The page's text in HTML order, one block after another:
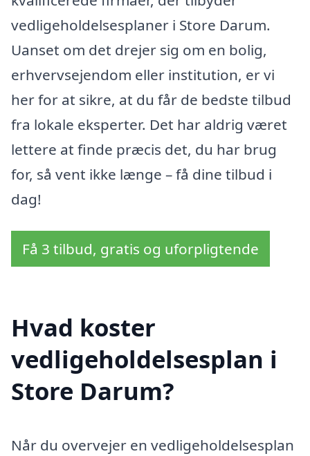
vedligeholdelsesplaner i Store Darum.
Uanset om det drejer sig om en bolig,
erhvervsejendom eller institution, er vi
her for at sikre, at du får de bedste tilbud
fra lokale eksperter. Det har aldrig været
lettere at finde præcis det, du har brug
for, så vent ikke længe – få dine tilbud i
dag!
Få 3 tilbud, gratis og uforpligtende
Hvad koster
vedligeholdelsesplan i
Store Darum?
Når du overvejer en vedligeholdelsesplan